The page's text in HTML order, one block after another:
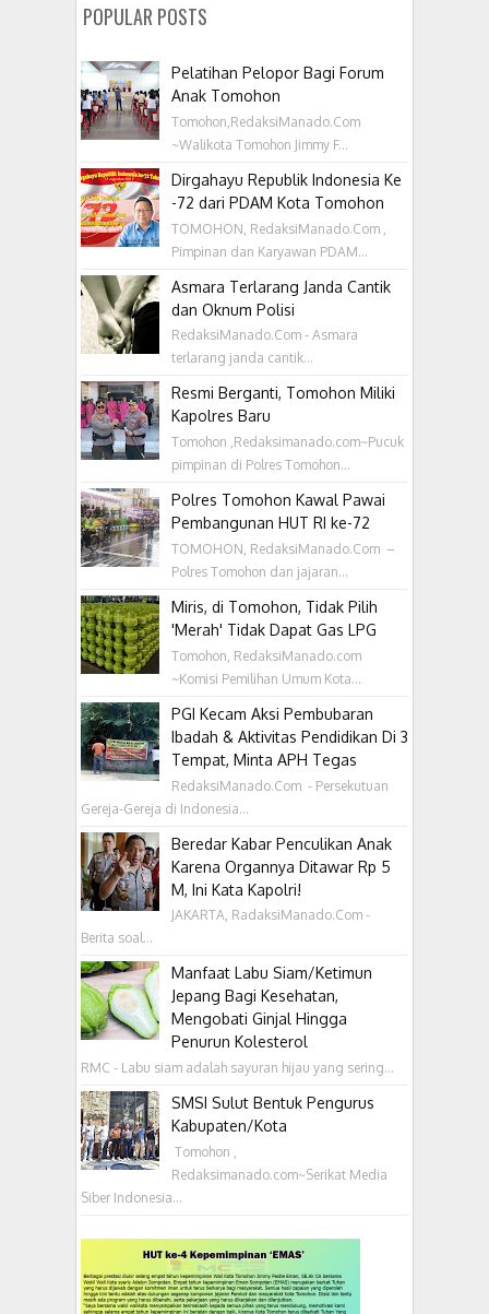
POPULAR POSTS
Pelatihan Pelopor Bagi Forum
Anak Tomohon
Tomohon,RedaksiManado.Com
~Walikota Tomohon Jimmy F...
Dirgahayu Republik Indonesia Ke
-72 dari PDAM Kota Tomohon
TOMOHON, RedaksiManado.Com ,
Pimpinan dan Karyawan PDAM...
Asmara Terlarang Janda Cantik
dan Oknum Polisi
RedaksiManado.Com - Asmara
terlarang janda cantik...
Resmi Berganti, Tomohon Miliki
Kapolres Baru
Tomohon ,Redaksimanado.com~Pucuk
pimpinan di Polres Tomohon...
Polres Tomohon Kawal Pawai
Pembangunan HUT RI ke-72
TOMOHON, RedaksiManado.Com –
Polres Tomohon dan jajaran...
Miris, di Tomohon, Tidak Pilih
'Merah' Tidak Dapat Gas LPG
Tomohon, RedaksiManado.com
~Komisi Pemilihan Umum Kota...
PGI Kecam Aksi Pembubaran
Ibadah & Aktivitas Pendidikan Di 3
Tempat, Minta APH Tegas
RedaksiManado.Com - Persekutuan
Gereja-Gereja di Indonesia...
Beredar Kabar Penculikan Anak
Karena Organnya Ditawar Rp 5
M, Ini Kata Kapolri!
JAKARTA, RadaksiManado.Com -
Berita soal...
Manfaat Labu Siam/Ketimun
Jepang Bagi Kesehatan,
Mengobati Ginjal Hingga
Penurun Kolesterol
RMC - Labu siam adalah sayuran hijau yang sering...
SMSI Sulut Bentuk Pengurus
Kabupaten/Kota
‎ Tomohon ,
Redaksimanado.com~Serikat Media
Siber Indonesia...